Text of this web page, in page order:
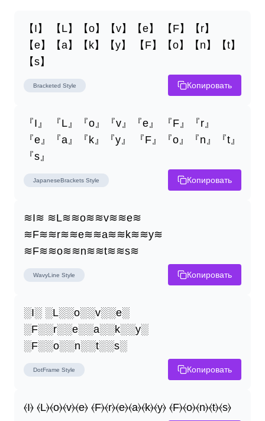
【I】 【L】【o】【v】【e】 【F】【r】
【e】【a】【k】【y】 【F】【o】【n】【t】
【s】
Bracketed Style Копировать
『I』 『L』『o』『v』『e』 『F』『r』
『e』『a』『k』『y』 『F』『o』『n』『t』
『s』
JapaneseBrackets Style Копировать
≋I≋ ≋L≋≋o≋≋v≋≋e≋
≋F≋≋r≋≋e≋≋a≋≋k≋≋y≋
≋F≋≋o≋≋n≋≋t≋≋s≋
WavyLine Style Копировать
░I░ ░L░░o░░v░░e░
░F░░r░░e░░a░░k░░y░
░F░░o░░n░░t░░s░
DotFrame Style Копировать
⦑I⦒ ⦑L⦒⦑o⦒⦑v⦒⦑e⦒ ⦑F⦒⦑r⦒⦑e⦒⦑a⦒⦑k⦒⦑y⦒ ⦑F⦒⦑o⦒⦑n⦒⦑t⦒⦑s⦒